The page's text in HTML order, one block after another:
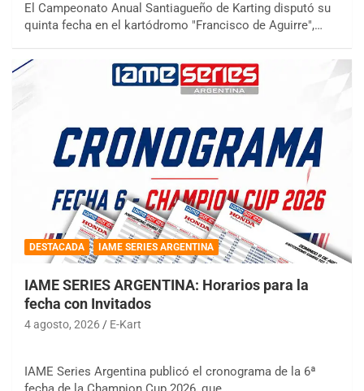
El Campeonato Anual Santiagueño de Karting disputó su
quinta fecha en el kartódromo "Francisco de Aguirre",…
DESTACADA IAME SERIES ARGENTINA
IAME SERIES ARGENTINA: Horarios para la
fecha con Invitados
4 agosto, 2026 E-Kart
IAME Series Argentina publicó el cronograma de la 6ª